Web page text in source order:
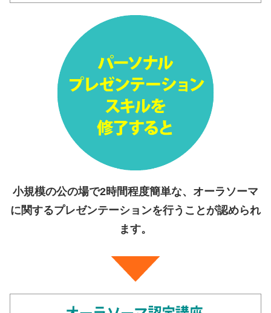
小規模の公の場で2時間程度簡単な、オーラソーマ
に関するプレゼンテーションを行うことが認められ
ます。